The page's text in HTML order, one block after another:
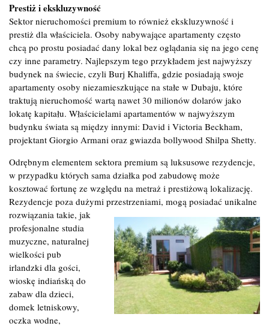
Prestiż i ekskluzywność
Sektor nieruchomości premium to również ekskluzywność i
prestiż dla właściciela. Osoby nabywające apartamenty często
chcą po prostu posiadać dany lokal bez oglądania się na jego cenę
czy inne parametry. Najlepszym tego przykładem jest najwyższy
budynek na świecie, czyli Burj Khaliffa, gdzie posiadają swoje
apartamenty osoby niezamieszkujące na stałe w Dubaju, które
traktują nieruchomość wartą nawet 30 milionów dolarów jako
lokatę kapitału. Właścicielami apartamentów w najwyższym
budynku świata są między innymi: David i Victoria Beckham,
projektant Giorgio Armani oraz gwiazda bollywood Shilpa Shetty.
Odrębnym elementem sektora premium są luksusowe rezydencje,
w przypadku których sama działka pod zabudowę może
kosztować fortunę ze względu na metraż i prestiżową lokalizację.
Rezydencje poza dużymi przestrzeniami, mogą posiadać unikalne
rozwiązania takie, jak
profesjonalne studia
muzyczne, naturalnej
wielkości pub
irlandzki dla gości,
wioskę indiańską do
zabaw dla dzieci,
domek letniskowy,
oczka wodne,